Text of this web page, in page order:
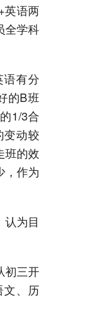
英语两
全学科
有分
的B班
1/3合
变动较
班的效
，作为
为目
初三开
文、历